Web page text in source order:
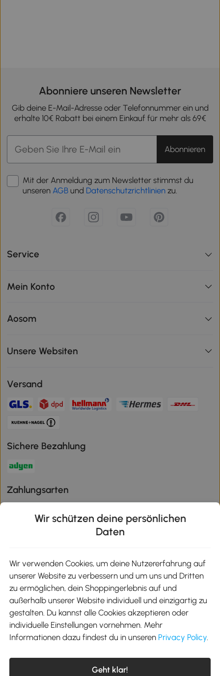
Abonniere unseren Newsletter
Gib deine E-Mail-Adresse oder Telefonnummer ein und
erhalte 10€ Rabatt bei einem Einkauf für mehr als 69€
Abonnieren
Mit der Anmeldung zum Newsletter stimmst du
unseren AGB und Datenschutzrichtlinien zu.
Service
Mein Konto
Aosom
Unsere Websiten
Versand
Sichere Bezahlung
Zahlungsarten
Aosom-App
Google Play
Tel.: +49 40 87408465
kontakt@aosom.de
Wir schützen deine persönlichen
Daten
Wir verwenden Cookies, um deine Nutzererfahrung auf
unserer Website zu verbessern und um uns und Dritten
zu ermöglichen, dein Shoppingerlebnis auf und
außerhalb unserer Website individuell und einzigartig zu
gestalten. Du kannst alle Cookies akzeptieren oder
individuelle Einstellungen vornehmen. Mehr
Informationen dazu findest du in unseren Privacy Policy.
Geht klar!